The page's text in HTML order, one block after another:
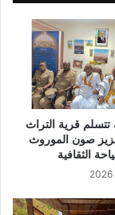
تتسلم قرية التراث
صون الموروث
الثقافية